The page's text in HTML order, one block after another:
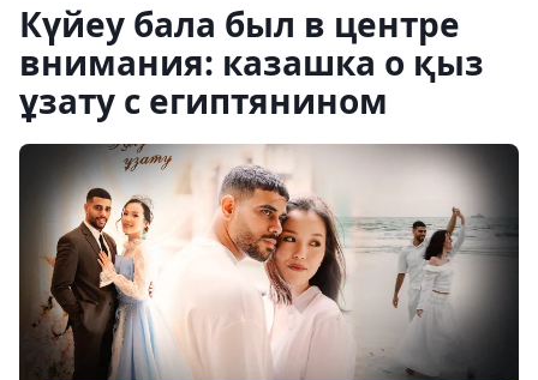
Күйеу бала был в центре
внимания: казашка о қыз
ұзату с египтянином